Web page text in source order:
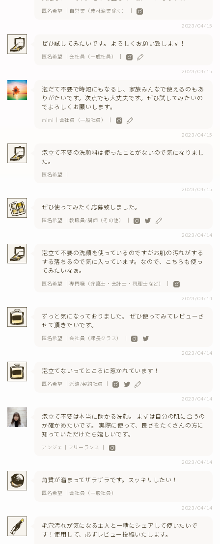
匿名希望 ｜自営業（農林漁業除く） ｜
2023/04/15
ぜひ試してみたいです。 よろしくお願い致します！
匿名希望 ｜会社員（一般社員） ｜
2023/04/15
泡だて不要で時短にもなるし、家族みんなで使えるのもあ
りがたいです。次点でも大丈夫です。ぜひ試してみたいの
でよろしくお願いします。
mimi｜会社員（一般社員） ｜
2023/04/15
泡立て不要の洗顔料は使ったことがないので気になりまし
た。
匿名希望 ｜
2023/04/15
ぜひ使ってみたく応募致しました。
匿名希望 ｜教職員/講師（その他） ｜
2023/04/14
泡立て不要の洗顔を使っているのですがお肌の汚れがする
する落ちるので気に入っています。なので、こちらも使っ
てみたいなぁ。
匿名希望 ｜専門職（弁護士・会計士・税理士など） ｜
2023/04/14
ずっと気になっておりました。 ぜひ使ってみてレビューさ
せて頂きたいです。
匿名希望 ｜会社員（課長クラス） ｜
2023/04/14
泡立てないってところに惹かれています！
匿名希望 ｜派遣/契約社員 ｜
2023/04/14
泡立て不要は本当に助かる洗顔。 まずは自分の肌に合うの
か確かめたいです。 実際に使って、良さをたくさんの方に
知っていただけたら嬉しいです。
アンジェ｜フリーランス ｜
2023/04/14
角質が溜まってザラザラです。スッキリしたい！
匿名希望 ｜会社員（一般社員）
2023/04/14
毛穴汚れが気になる主人と一緒にシェアして使いたいで
す！使用して、必ずレビュー投稿いたします。